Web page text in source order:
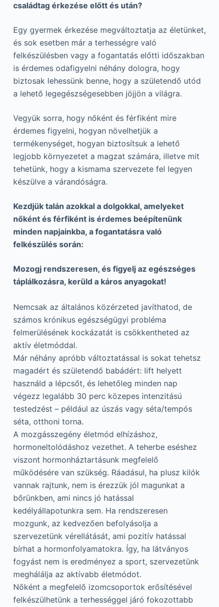
családtag érkezése előtt és után?
Egy gyermek érkezése megváltoztatja az életünket,
és sok esetben már a terhességre való
felkészülésben vagy a fogantatás előtti időszakban
is érdemes odafigyelni néhány dologra, hogy
biztosak lehessünk benne, hogy a születendő utód
a lehető legegészségesebben jöjjön a világra.
Vegyük sorra, hogy nőként és férfiként mire
érdemes figyelni, hogyan növelhetjük a
termékenységet, hogyan biztosítsuk a lehető
legjobb környezetet a magzat számára, illetve mit
tehetünk, hogy a kismama szervezete fel legyen
készülve a várandóságra.
Kezdjük talán azokkal a dolgokkal, amelyeket
nőként és férfiként is érdemes beépítenünk
minden napjainkba, a fogantatásra való
felkészülés során:
Mozogj rendszeresen, és figyelj az egészséges
táplálkozásra, kerüld a káros anyagokat!
Nemcsak az általános közérzeted javíthatod, de
számos krónikus egészségügyi probléma
felmerülésének kockázatát is csökkentheted az
aktív életmóddal.
Már néhány apróbb változtatással is sokat tehetsz
magadért és születendő babádért: lift helyett
használd a lépcsőt, és lehetőleg minden nap
végezz legalább 30 perc közepes intenzitású
testedzést – például az úszás vagy séta/tempós
séta, otthoni torna.
A mozgásszegény életmód elhízáshoz,
hormoneltolódáshoz vezethet. A teherbe eséshez
viszont hormonháztartásunk megfelelő
működésére van szükség. Ráadásul, ha plusz kilók
vannak rajtunk, nem is érezzük jól magunkat a
bőrünkben, ami nincs jó hatással
kedélyállapotunkra sem. Ha rendszeresen
mozgunk, az kedvezően befolyásolja a
szervezetünk vérellátását, ami pozitív hatással
bírhat a hormonfolyamatokra. Így, ha látványos
fogyást nem is eredményez a sport, szervezetünk
meghálálja az aktívabb életmódot.
Nőként a megfelelő izomcsoportok erősítésével
felkészülhetünk a terhességgel járó fokozottabb